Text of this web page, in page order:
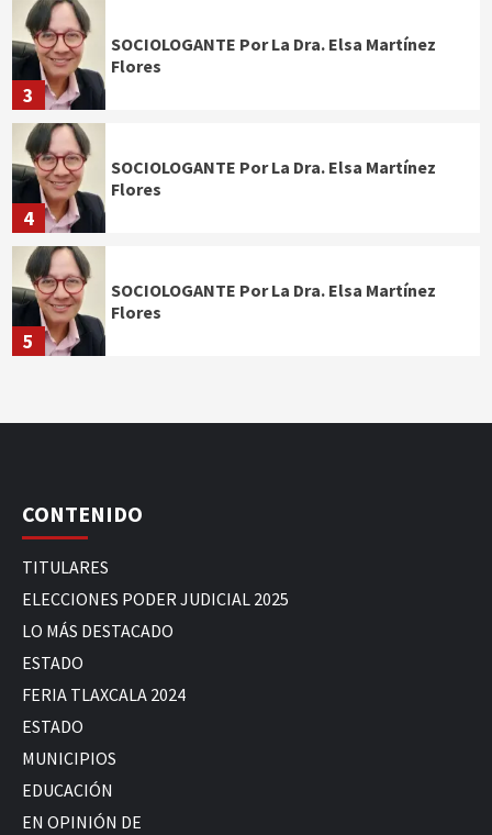
3
SOCIOLOGANTE Por La Dra. Elsa Martínez
Flores
4
SOCIOLOGANTE Por La Dra. Elsa Martínez
Flores
5
SOCIOLOGANTE Por La Dra. Elsa Martínez
Flores
CONTENIDO
TITULARES
ELECCIONES PODER JUDICIAL 2025
LO MÁS DESTACADO
ESTADO
FERIA TLAXCALA 2024
ESTADO
MUNICIPIOS
EDUCACIÓN
EN OPINIÓN DE